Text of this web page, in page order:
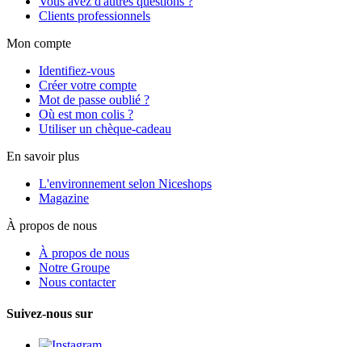
Clients professionnels
Mon compte
Identifiez-vous
Créer votre compte
Mot de passe oublié ?
Où est mon colis ?
Utiliser un chèque-cadeau
En savoir plus
L'environnement selon Niceshops
Magazine
À propos de nous
À propos de nous
Notre Groupe
Nous contacter
Suivez-nous sur